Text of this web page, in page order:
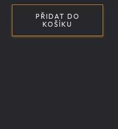
PŘIDAT DO
KOŠÍKU